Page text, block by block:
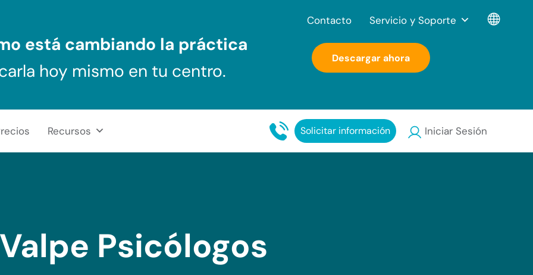
está cambiando la práctica
hoy mismo en tu centro.
Descargar ahora
Recursos Solicitar información Iniciar Sesión
Contacto Servicio y Soporte
Psicólogos